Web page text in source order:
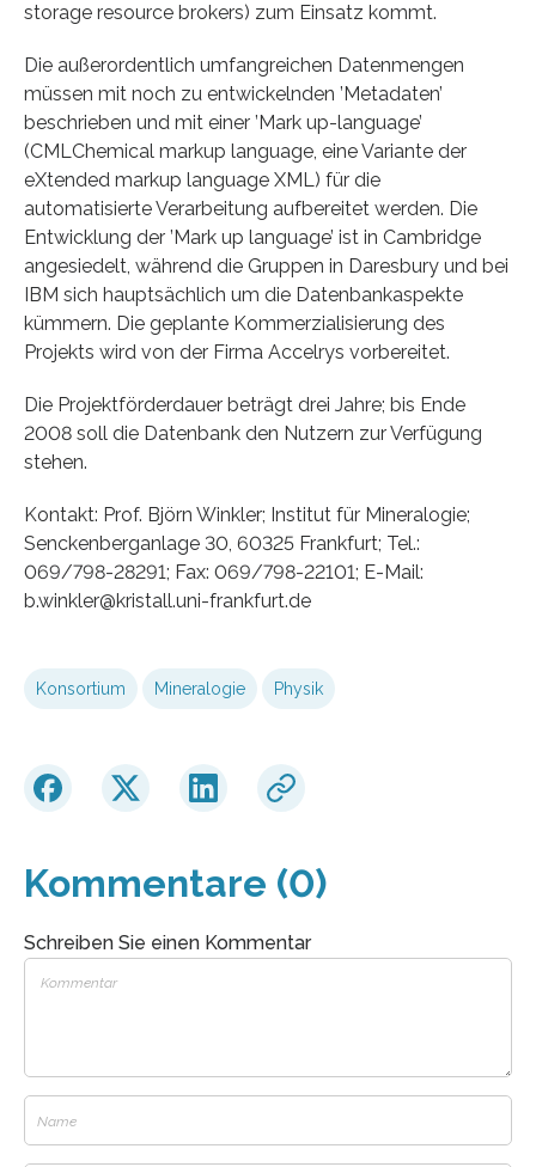
storage resource brokers) zum Einsatz kommt.
Die außerordentlich umfangreichen Datenmengen
müssen mit noch zu entwickelnden ’Metadaten’
beschrieben und mit einer ’Mark up-language’
(CMLChemical markup language, eine Variante der
eXtended markup language XML) für die
automatisierte Verarbeitung aufbereitet werden. Die
Entwicklung der ’Mark up language’ ist in Cambridge
angesiedelt, während die Gruppen in Daresbury und bei
IBM sich hauptsächlich um die Datenbankaspekte
kümmern. Die geplante Kommerzialisierung des
Projekts wird von der Firma Accelrys vorbereitet.
Die Projektförderdauer beträgt drei Jahre; bis Ende
2008 soll die Datenbank den Nutzern zur Verfügung
stehen.
Kontakt: Prof. Björn Winkler; Institut für Mineralogie;
Senckenberganlage 30, 60325 Frankfurt; Tel.:
069/798-28291; Fax: 069/798-22101; E-Mail:
b.winkler@kristall.uni-frankfurt.de
Konsortium Mineralogie Physik
Kommentare (0)
Schreiben Sie einen Kommentar